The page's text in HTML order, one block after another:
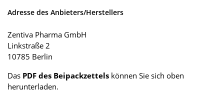
Adresse des Anbieters/Herstellers
Zentiva Pharma GmbH
Linkstraße 2
10785 Berlin
Das PDF des Beipackzettels können Sie sich oben
herunterladen.